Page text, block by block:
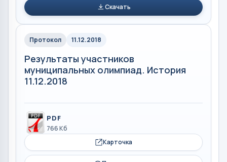
Скачать
Протокол 11.12.2018
Результаты участников
муниципальных олимпиад. История
11.12.2018
PDF
766 Кб
Карточка